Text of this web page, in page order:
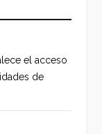
el acceso
de